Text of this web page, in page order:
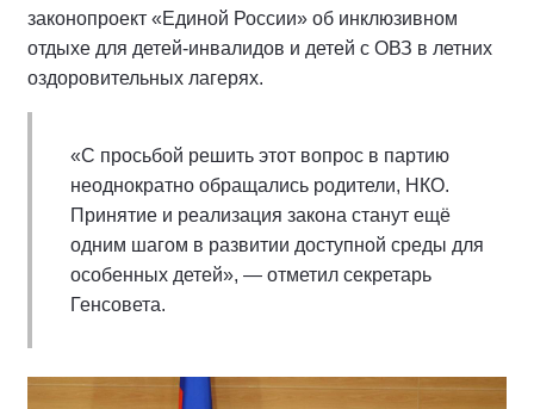
законопроект «Единой России» об инклюзивном
отдыхе для детей-инвалидов и детей с ОВЗ в летних
оздоровительных лагерях.
«С просьбой решить этот вопрос в партию
неоднократно обращались родители, НКО.
Принятие и реализация закона станут ещё
одним шагом в развитии доступной среды для
особенных детей», — отметил секретарь
Генсовета.